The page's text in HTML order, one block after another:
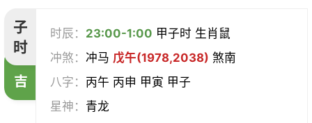
造仓 修饰垣墙 造船
子
时
吉
时辰： 23:00-1:00 甲子时 生肖鼠
冲煞：冲马 戊午(1978,2038) 煞南
八字： 丙午 丙申 甲寅 甲子
星神： 青龙